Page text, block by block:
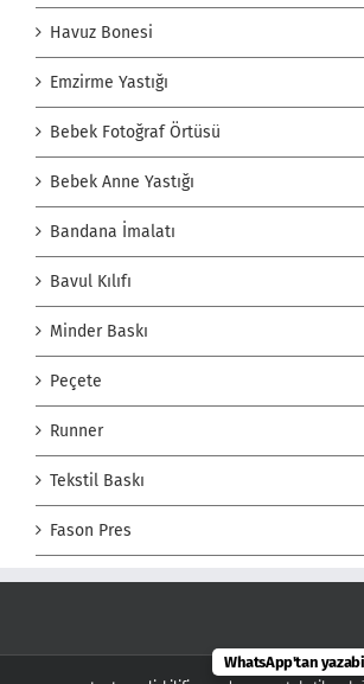
Havuz Bonesi
Emzirme Yastığı
Bebek Fotoğraf Örtüsü
Bebek Anne Yastığı
Bandana İmalatı
Bavul Kılıfı
Minder Baskı
Peçete
Runner
Tekstil Baskı
Fason Pres
WhatsApp'tan